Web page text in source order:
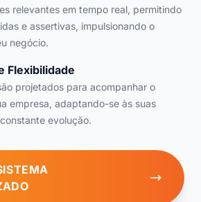
relevantes em tempo real, permitindo
e assertivas, impulsionando o
negócio.
Flexibilidade
projetados para acompanhar o
empresa, adaptando-se às suas
evolução.